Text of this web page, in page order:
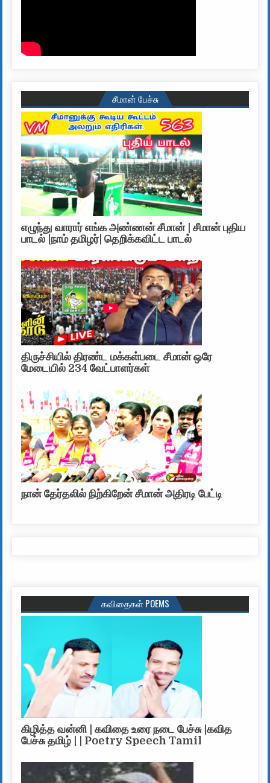
சீமான் பேச்சு
எழுந்து வாரார் எங்க அண்ணன் சீமான் | சீமான் புதிய
பாடல் |நாம் தமிழர்| தெறிக்கவிட்ட பாடல்
திருச்சியில் திரண்ட மக்கள்படை சீமான் ஒரே
மேடையில் 234 வேட்பாளர்கள்
நான் தேர்தலில் நிற்கிறேன் சீமான் அதிரடி பேட்டி
கவிதைகள் POEMS
கிழித்த வன்னி | கவிதை உரை நடை பேச்சு |கவித
பேச்சு தமிழ் | | Poetry Speech Tamil